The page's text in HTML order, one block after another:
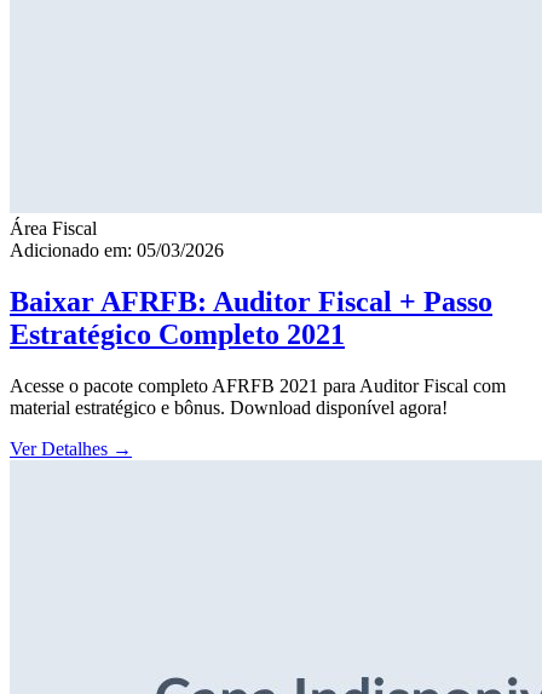
Área Fiscal
Adicionado em: 05/03/2026
Baixar AFRFB: Auditor Fiscal + Passo
Estratégico Completo 2021
Acesse o pacote completo AFRFB 2021 para Auditor Fiscal com
material estratégico e bônus. Download disponível agora!
Ver Detalhes →